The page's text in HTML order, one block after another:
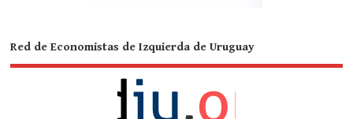
Red de Economistas de Izquierda de Uruguay